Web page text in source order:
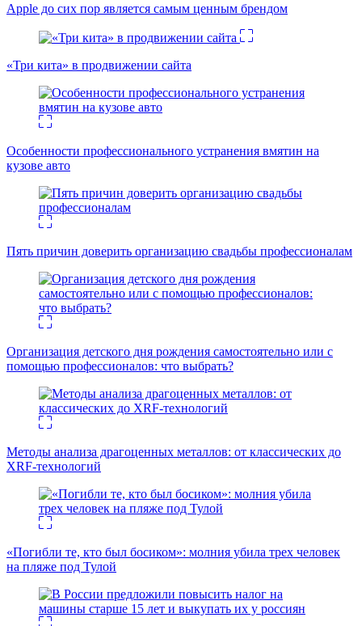
Apple до сих пор является самым ценным брендом
«Три кита» в продвижении сайта
Особенности профессионального устранения вмятин на
кузове авто
Пять причин доверить организацию свадьбы профессионалам
Организация детского дня рождения самостоятельно или с
помощью профессионалов: что выбрать?
Методы анализа драгоценных металлов: от классических до
XRF-технологий
«Погибли те, кто был босиком»: молния убила трех человек
на пляже под Тулой